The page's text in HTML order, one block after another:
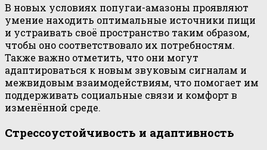
В новых условиях попугаи-амазоны проявляют
умение находить оптимальные источники пищи
и устраивать своё пространство таким образом,
чтобы оно соответствовало их потребностям.
Также важно отметить, что они могут
адаптироваться к новым звуковым сигналам и
межвидовым взаимодействиям, что помогает им
поддерживать социальные связи и комфорт в
изменённой среде.
Стрессоустойчивость и адаптивность